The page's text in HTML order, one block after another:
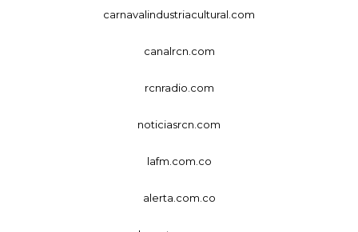
carnavalindustriacultural.com
canalrcn.com
rcnradio.com
noticiasrcn.com
lafm.com.co
alerta.com.co